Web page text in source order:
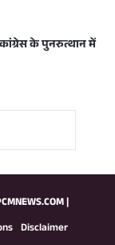
के पुनरुत्थान में
|
Disclaimer